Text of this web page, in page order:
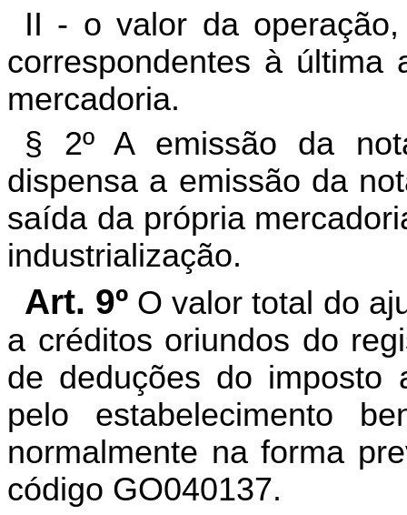
II - o valor da
correspondentes à última
mercadoria.
§ 2º A emissão da
dispensa a emissão da
saída da própria
industrialização.
Art. 9º O valor total do
a créditos oriundos do
de deduções do imposto
pelo estabelecimento
normalmente na forma
código GO040137.